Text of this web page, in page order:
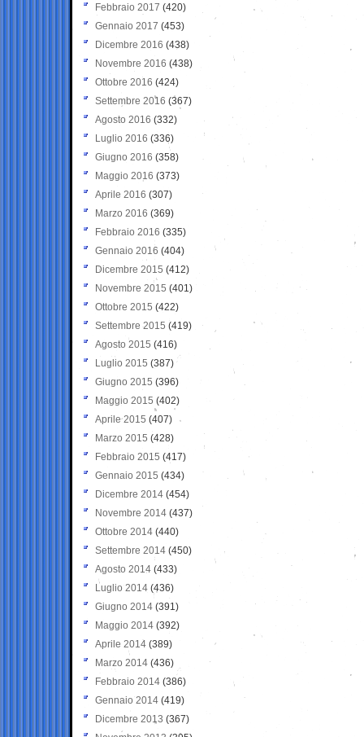
Febbraio 2017 (420)
Gennaio 2017 (453)
Dicembre 2016 (438)
Novembre 2016 (438)
Ottobre 2016 (424)
Settembre 2016 (367)
Agosto 2016 (332)
Luglio 2016 (336)
Giugno 2016 (358)
Maggio 2016 (373)
Aprile 2016 (307)
Marzo 2016 (369)
Febbraio 2016 (335)
Gennaio 2016 (404)
Dicembre 2015 (412)
Novembre 2015 (401)
Ottobre 2015 (422)
Settembre 2015 (419)
Agosto 2015 (416)
Luglio 2015 (387)
Giugno 2015 (396)
Maggio 2015 (402)
Aprile 2015 (407)
Marzo 2015 (428)
Febbraio 2015 (417)
Gennaio 2015 (434)
Dicembre 2014 (454)
Novembre 2014 (437)
Ottobre 2014 (440)
Settembre 2014 (450)
Agosto 2014 (433)
Luglio 2014 (436)
Giugno 2014 (391)
Maggio 2014 (392)
Aprile 2014 (389)
Marzo 2014 (436)
Febbraio 2014 (386)
Gennaio 2014 (419)
Dicembre 2013 (367)